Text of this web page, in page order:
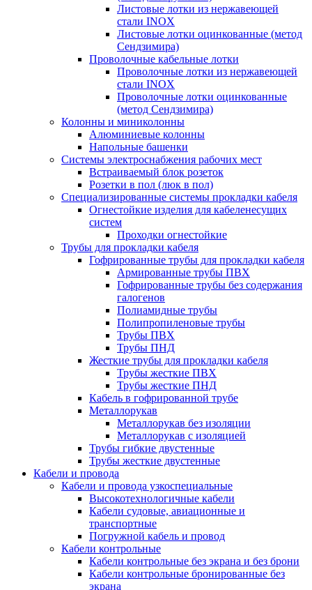
Листовые лотки из нержавеющей
стали INOX
Листовые лотки оцинкованные (метод
Сендзимира)
Проволочные кабельные лотки
Проволочные лотки из нержавеющей
стали INOX
Проволочные лотки оцинкованные
(метод Сендзимира)
Колонны и миниколонны
Алюминиевые колонны
Напольные башенки
Системы электроснабжения рабочих мест
Встраиваемый блок розеток
Розетки в пол (люк в пол)
Специализированные системы прокладки кабеля
Огнестойкие изделия для кабеленесущих
систем
Проходки огнестойкие
Трубы для прокладки кабеля
Гофрированные трубы для прокладки кабеля
Армированные трубы ПВХ
Гофрированные трубы без содержания
галогенов
Полиамидные трубы
Полипропиленовые трубы
Трубы ПВХ
Трубы ПНД
Жесткие трубы для прокладки кабеля
Трубы жесткие ПВХ
Трубы жесткие ПНД
Кабель в гофрированной трубе
Металлорукав
Металлорукав без изоляции
Металлорукав с изоляцией
Трубы гибкие двустенные
Трубы жесткие двустенные
Кабели и провода
Кабели и провода узкоспециальные
Высокотехнологичные кабели
Кабели судовые, авиационные и
транспортные
Погружной кабель и провод
Кабели контрольные
Кабели контрольные без экрана и без брони
Кабели контрольные бронированные без
экрана